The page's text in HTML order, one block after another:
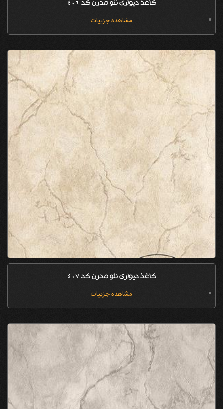
کاغذ دیواری نئو مدرن کد 406
مشاهده جزییات
کاغذ دیواری نئو مدرن کد 407
مشاهده جزییات